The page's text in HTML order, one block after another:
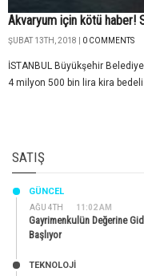
Akvaryum için kötü haber!
ŞUBAT 13TH, 2018 | 0 COMMENTS
İSTANBUL Büyükşehir
4 milyon 500 bin lira kira bedeli
SATIŞ
AĞU 4TH 11:02 AM
GÜNCEL
Gayrimenkulün Değerine
Başlıyor
TEKNOLOJİ